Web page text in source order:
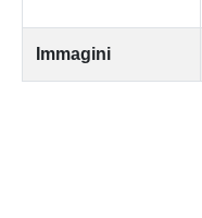
Immagini